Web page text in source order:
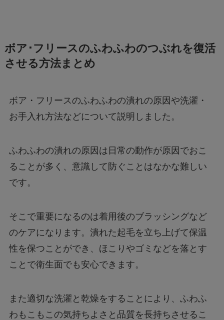
ボア･フリースのふわふわのつぶれを復活
させる方法まとめ
ボア・フリースのふわふわの潰れの原因や洗濯・
お手入れ方法などについて説明しました。
ふわふわの潰れの原因は日常の動作が原因でおこ
ることが多く、意識して防ぐことはなかな難しい
です。
そこで重要になるのは着用後のブラッシングなど
のケアになります。潰れた起毛を立ち上げて保温
性を保つことができ、ほこりやゴミなどを落とす
ことで衛生面でも安心できます。
また適切な洗濯と乾燥をすることにより、ふわふ
わもこもこの気持ちよさと品質を長持ちさせるこ